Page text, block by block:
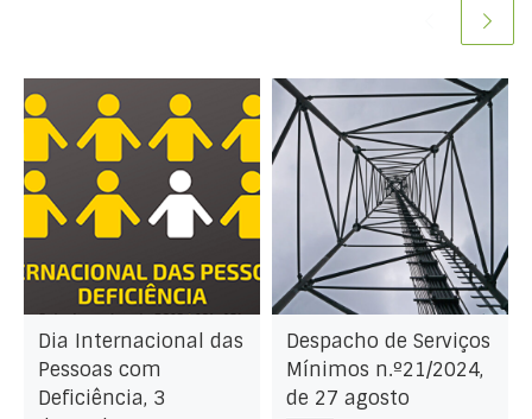
Dia Internacional das
Pessoas com
Deficiência, 3
Despacho de Serviços
Mínimos n.º21/2024,
de 27 agosto